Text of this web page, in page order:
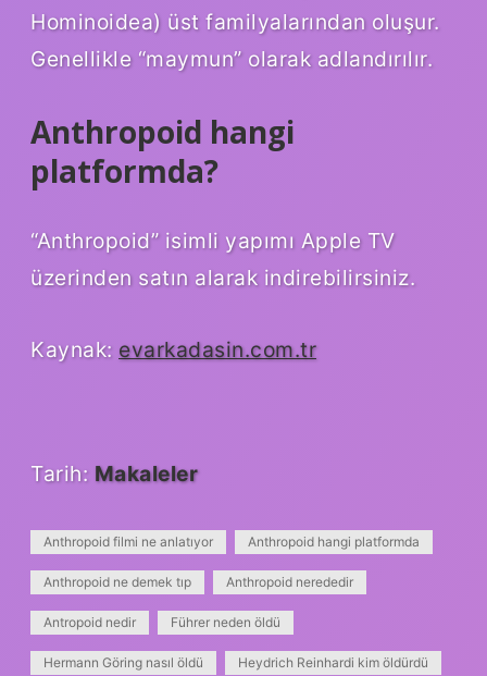
Hominoidea) üst familyalarından oluşur.
Genellikle “maymun” olarak adlandırılır.
Anthropoid hangi
platformda?
“Anthropoid” isimli yapımı Apple TV
üzerinden satın alarak indirebilirsiniz.
Kaynak: evarkadasin.com.tr
Tarih: Makaleler
Anthropoid filmi ne anlatıyor Anthropoid hangi platformda
Anthropoid ne demek tıp Anthropoid nerededir
Antropoid nedir Führer neden öldü
Hermann Göring nasıl öldü Heydrich Reinhardi kim öldürdü